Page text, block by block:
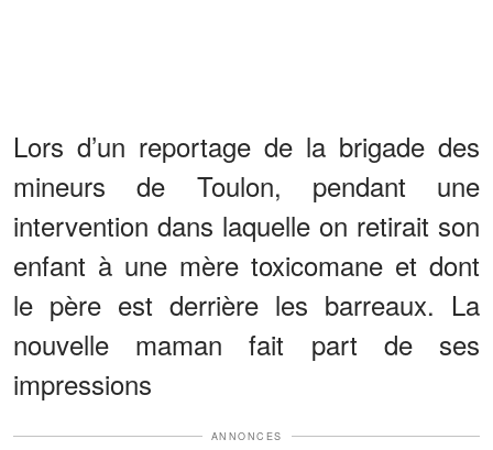
Lors d’un reportage de la brigade des
mineurs de Toulon, pendant une
intervention dans laquelle on retirait son
enfant à une mère toxicomane et dont
le père est derrière les barreaux. La
nouvelle maman fait part de ses
impressions
ANNONCES